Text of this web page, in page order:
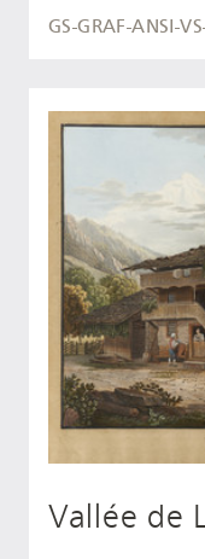
GS-GRAF-ANSI-
Vallée de